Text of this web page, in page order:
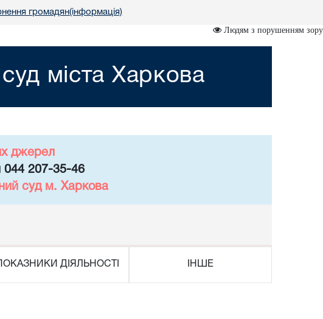
громадян(інформація)
Людям з порушенням зору
міста Харкова
джерел
044 207-35-46
суд м. Харкова
ПОКАЗНИКИ ДІЯЛЬНОСТІ ІНШЕ